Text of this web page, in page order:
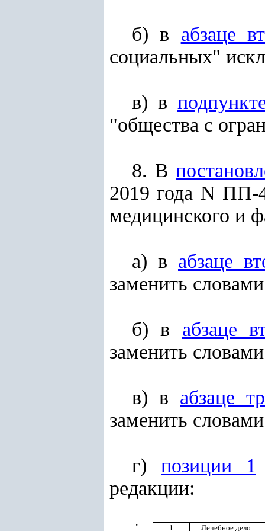
б) в абзаце
социальных"
в) в
"общества с
8. В
2019 года N ПП-
медицинского и
а) в абзаце
заменить
б) в абзаце
заменить
в) в абзаце
заменить
г) позиции 1
редакции:
" 1. Лечебное дело